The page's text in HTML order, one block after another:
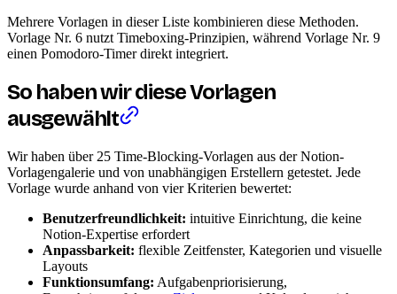
Mehrere Vorlagen in dieser Liste kombinieren diese Methoden.
Vorlage Nr. 6 nutzt Timeboxing-Prinzipien, während Vorlage Nr. 9
einen Pomodoro-Timer direkt integriert.
So haben wir diese Vorlagen
ausgewählt
Wir haben über 25 Time-Blocking-Vorlagen aus der Notion-
Vorlagengalerie und von unabhängigen Erstellern getestet. Jede
Vorlage wurde anhand von vier Kriterien bewertet:
Benutzerfreundlichkeit: intuitive Einrichtung, die keine
Notion-Expertise erfordert
Anpassbarkeit: flexible Zeitfenster, Kategorien und visuelle
Layouts
Funktionsumfang: Aufgabenpriorisierung,